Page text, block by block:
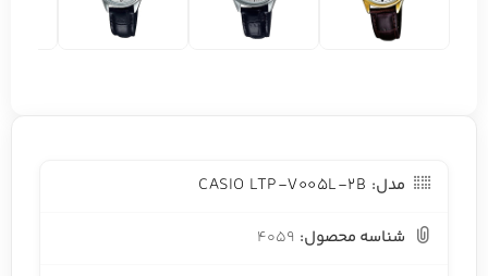
مدل: CASIO LTP-V005L-2B
شناسه محصول: 4059